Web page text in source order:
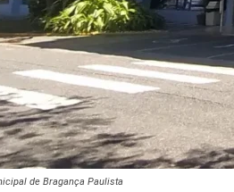
de Bragança Paulista